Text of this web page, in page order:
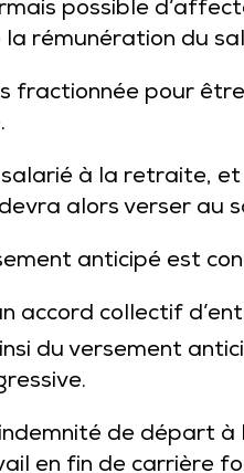
possible
rémunération du
fractionnée pour
à la retraite,
alors verser au
anticipé est
accord collectif
du versement
de départ
en fin de carrière